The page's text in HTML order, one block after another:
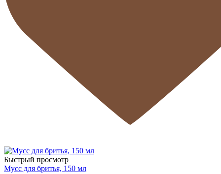
Быстрый просмотр
Мусс для бритья, 150 мл